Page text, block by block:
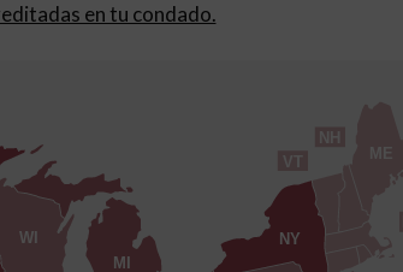
en tu condado.
ME
MI
NH
NY
VT
WI